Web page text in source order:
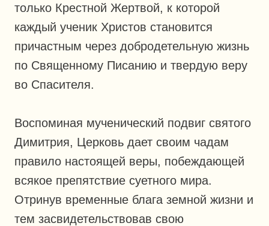
только Крестной Жертвой, к которой
каждый ученик Христов становится
причастным через добродетельную жизнь
по Священному Писанию и твердую веру
во Спасителя.
Воспоминая мученический подвиг святого
Димитрия, Церковь дает своим чадам
правило настоящей веры, побеждающей
всякое препятствие суетного мира.
Отринув временные блага земной жизни и
тем засвидетельствовав свою